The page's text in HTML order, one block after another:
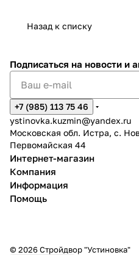
Назад к списку
Подписаться на новости и
+7 (985) 113 75 46
ystinovka.kuzmin@yandex.ru
Московская обл. Истра, с.
Первомайская 44
Интернет-магазин
Компания
Информация
Помощь
© 2026 Стройдвор "Устиновка"